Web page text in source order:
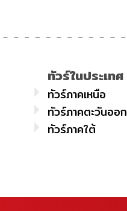
ทัวร์ในประเทศ
ทัวร์ภาคเหนือ
ทัวร์ภาคตะวันออก
ทัวร์ภาคใต้